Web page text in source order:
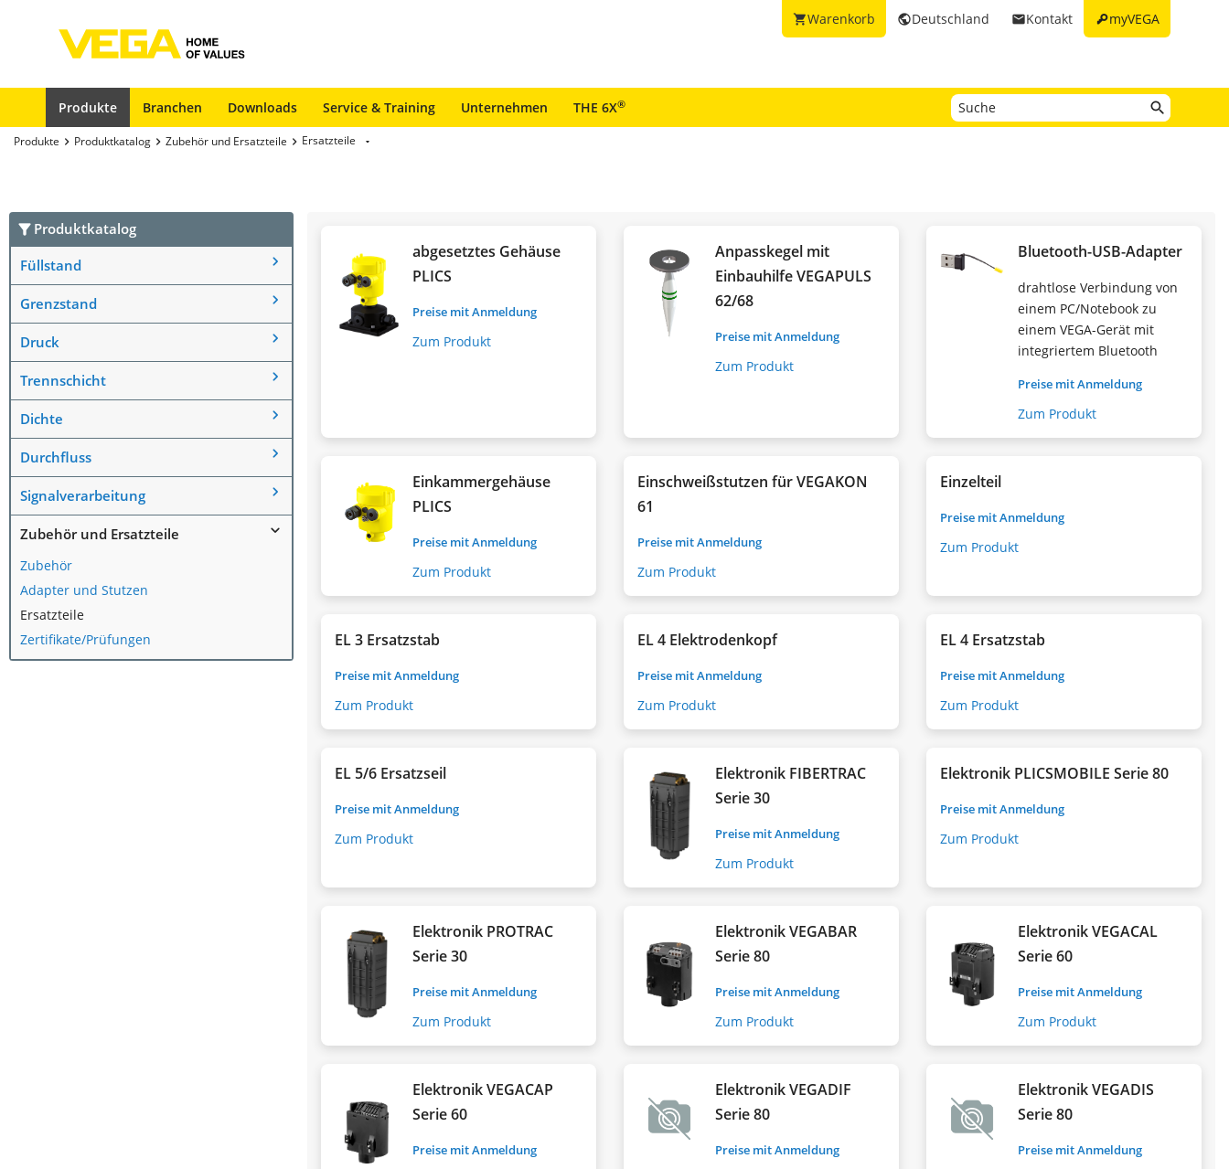
keymyVEGA
emailKontakt
publicDeutschland
shopping_cartWarenkorb
Produkte Branchen Downloads Service & Training Unternehmen THE 6X®
Produkte Produktkatalog Zubehör und Ersatzteile Ersatzteile
Produktkatalog
Füllstand
Grenzstand
Druck
Trennschicht
Dichte
Durchfluss
Signalverarbeitung
Zubehör und Ersatzteile
Zubehör
Adapter und Stutzen
Ersatzteile
Zertifikate/Prüfungen
abgesetztes Gehäuse
PLICS
Preise mit Anmeldung
Zum Produkt
Anpasskegel mit
Einbauhilfe VEGAPULS
62/68
Preise mit Anmeldung
Zum Produkt
Bluetooth-USB-Adapter
drahtlose Verbindung von
einem PC/Notebook zu
einem VEGA-Gerät mit
integriertem Bluetooth
Preise mit Anmeldung
Zum Produkt
Einkammergehäuse
PLICS
Preise mit Anmeldung
Zum Produkt
Einschweißstutzen für VEGAKON
61
Preise mit Anmeldung
Zum Produkt
Einzelteil
Preise mit Anmeldung
Zum Produkt
EL 3 Ersatzstab
Preise mit Anmeldung
Zum Produkt
EL 4 Elektrodenkopf
Preise mit Anmeldung
Zum Produkt
EL 4 Ersatzstab
Preise mit Anmeldung
Zum Produkt
EL 5/6 Ersatzseil
Preise mit Anmeldung
Zum Produkt
Elektronik FIBERTRAC
Serie 30
Preise mit Anmeldung
Zum Produkt
Elektronik PLICSMOBILE Serie 80
Preise mit Anmeldung
Zum Produkt
Elektronik PROTRAC
Serie 30
Preise mit Anmeldung
Zum Produkt
Elektronik VEGABAR
Serie 80
Preise mit Anmeldung
Zum Produkt
Elektronik VEGACAL
Serie 60
Preise mit Anmeldung
Zum Produkt
Elektronik VEGACAP
Serie 60
Preise mit Anmeldung
Elektronik VEGADIF
Serie 80
Preise mit Anmeldung
Elektronik VEGADIS
Serie 80
Preise mit Anmeldung